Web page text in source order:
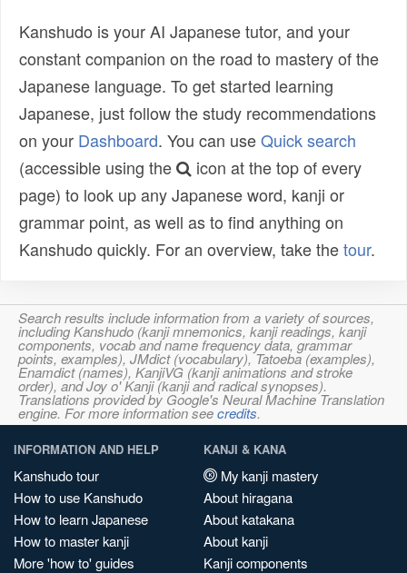
Kanshudo is your AI Japanese tutor, and your
constant companion on the road to mastery of the
Japanese language. To get started learning
Japanese, just follow the study recommendations
on your Dashboard. You can useQuick search
(accessible using the
icon at the top of every
page) to look up any Japanese word, kanji or
grammar point, as well as to find anything on
Kanshudo quickly. For an overview, take thetour.
Search results include information from a variety of sources,
including Kanshudo (kanji mnemonics, kanji readings, kanji
components, vocab and name frequency data, grammar
points, examples), JMdict (vocabulary), Tatoeba (examples),
Enamdict (names), KanjiVG (kanji animations and stroke
order), and Joy o' Kanji (kanji and radical synopses).
Translations provided by Google's Neural Machine Translation
engine. For more information seecredits.
INFORMATION AND HELP
Kanshudo tour
How to use Kanshudo
How to learn Japanese
How to master kanji
More 'how to' guides
KANJI & KANA
My kanji mastery
About hiragana
About katakana
About kanji
Kanji components